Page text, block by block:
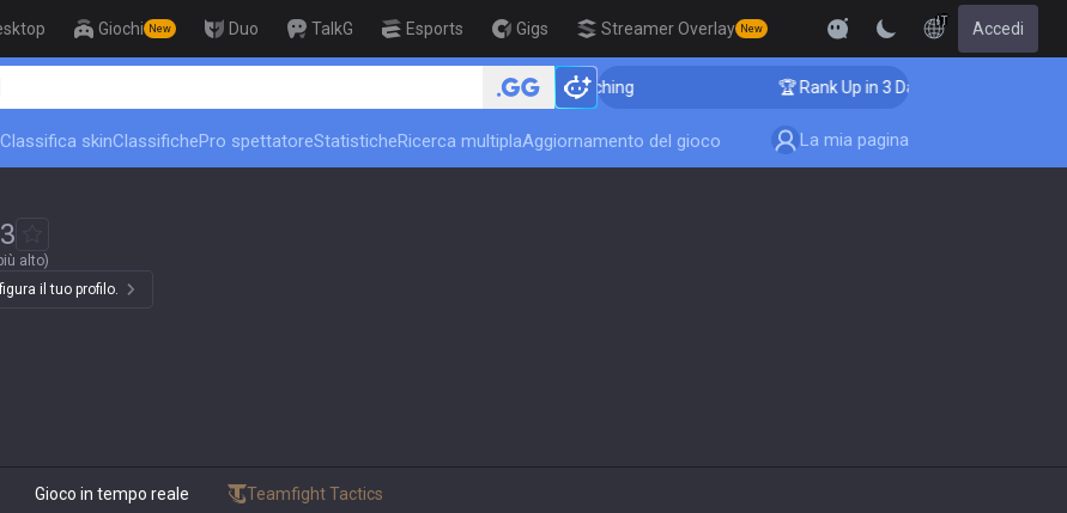
Giochi New Duo TalkG Esports Gigs Streamer Overlay New
IT Accedi
🏆 Rank Up in 3 Days! Challenger Coaching 🏆 Rank Up in 3 Days! Challenger Coaching
Classifica skinClassifichePro spettatoreStatisticheRicerca multiplaAggiornamento del gioco La mia pagina
alto)
il tuo profilo.
Gioco in tempo reale Teamfight Tactics